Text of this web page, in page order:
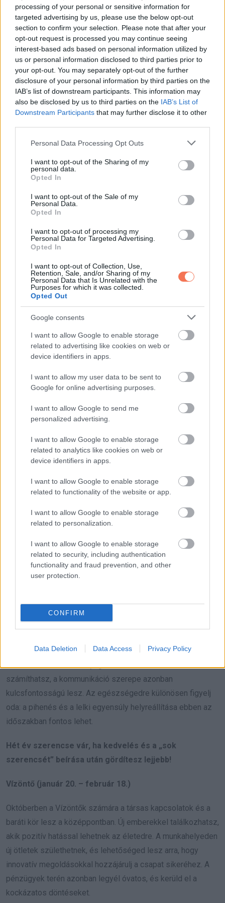
processing of your personal or sensitive information for
targeted advertising by us, please use the below opt-out
section to confirm your selection. Please note that after your
opt-out request is processed you may continue seeing
interest-based ads based on personal information utilized by
us or personal information disclosed to third parties prior to
your opt-out. You may separately opt-out of the further
disclosure of your personal information by third parties on the
IAB’s list of downstream participants. This information may
also be disclosed by us to third parties on the IAB’s List of
Downstream Participants that may further disclose it to other
Please note that this website/app uses one or more Google
not limited to your visit or usage behaviour. You may click to
grant or deny consent to Google and its third-party tags to
use your data for below specified purposes in below Google
consent section.
Personal Data Processing Opt Outs
I want to opt-out of the Sharing of my
personal data.
Opted In
I want to opt-out of the Sale of my
Personal Data.
Opted In
I want to opt-out of processing my
Personal Data for Targeted Advertising.
Opted In
I want to opt-out of Collection, Use,
Retention, Sale, and/or Sharing of my
Personal Data that Is Unrelated with the
Purposes for which it was collected.
Opted Out
Google consents
I want to allow Google to enable storage
related to advertising like cookies on web or
device identifiers in apps.
I want to allow my user data to be sent to
Google for online advertising purposes.
I want to allow Google to send me
personalized advertising.
I want to allow Google to enable storage
related to analytics like cookies on web or
device identifiers in apps.
I want to allow Google to enable storage
related to functionality of the website or app.
I want to allow Google to enable storage
related to personalization.
I want to allow Google to enable storage
related to security, including authentication
functionality and fraud prevention, and other
user protection.
CONFIRM
Data Deletion Data Access Privacy Policy
Skorpió (október 23. – november 21.)
Az október különösen intenzív hónap lesz a Skorpió
számára. Ez az időszak a belső átalakulásokról és a
személyes növekedésről szól. Új lehetőségek nyílnak meg
előtted, de fontos, hogy hallgass a megérzéseidre, és ne
félj a változásoktól. A munkahelyeden is elismerésre
számíthatsz, ha kitartóan dolgozol és kiaknázod a
lehetőségeket.
számíthatsz. Ne félj kimondani az érzéseidet, mert ez segít
elmélyíteni a kapcsolataidat.
Egészséged szempontjából figyelj oda a mentális jólétedre.
Próbálj időt szánni a meditációra vagy más lelki
gyakorlatokra.
szerencsét” beírása után gördítesz lejjebb!
Nyilas (november 22. – december 21.)
Nyilas, az október számodra a kalandok és új lehetőségek
hónapja lesz. Lehetőséged nyílik arra, hogy új célokat tűzz ki
magad elé, és izgalmas kihívásokkal találkozz. A
karrieredben gyors változásokra számíthatsz, de ne feledd,
hogy a kitartás és a pozitív hozzáállás segít elérni a
céljaidat.
Szerelmi életedben a nyitottság és a spontaneitás most
újraéleszteni a szenvedélyt, az egyedülállók pedig izgalmas
találkozásokra számíthatnak.
Egészséged érdekében figyelj oda arra, hogy
kiegyensúlyozott maradj, és ne hagyd, hogy a túl sok
szerencsét” beírása után gördítesz lejjebb!
Bak (december 22. – január 19.)
különösen fontosak lesznek számodra. A kemény munka
végre beérik, és a befektetett energia meghozza a
projektekben vagy akár előléptetésben részesülhetsz.
számíthatsz, a kommunikáció szerepe azonban
kulcsfontosságú lesz. Az egészségedre különösen figyelj
oda: a pihenés és a lelki egyensúly helyreállítása ebben az
időszakban fontos lehet.
Hét év szerencse vár, ha kedvelés és a „sok
szerencsét” beírása után gördítesz lejjebb!
Vízöntő (január 20. – február 18.)
Októberben a Vízöntők számára a társas kapcsolatok és a
baráti kör lesz a középpontban. Új emberekkel találkozhatsz,
akik pozitív hatással lehetnek az életedre. A munkahelyeden
új ötletek születhetnek, és lehetőséged lesz arra, hogy
innovatív megoldásokkal hozzájárulj a csapat sikeréhez. A
pénzügyek terén azonban legyél óvatos, és kerüld el a
kockázatos döntéseket.